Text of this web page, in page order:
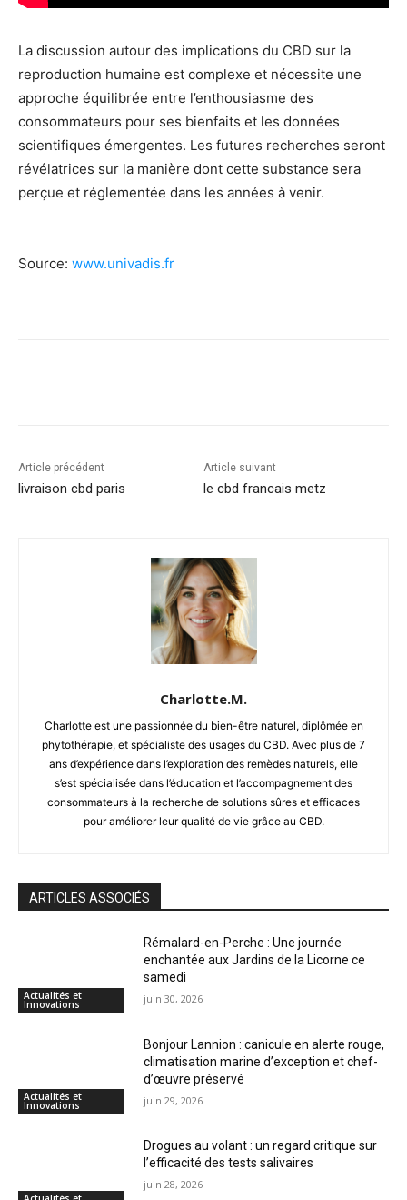
La discussion autour des implications du CBD sur la
reproduction humaine est complexe et nécessite une
approche équilibrée entre l’enthousiasme des
consommateurs pour ses bienfaits et les données
scientifiques émergentes. Les futures recherches seront
révélatrices sur la manière dont cette substance sera
perçue et réglementée dans les années à venir.
Source: www.univadis.fr
Article précédent
livraison cbd paris
Article suivant
le cbd francais metz
Charlotte.M.
Charlotte est une passionnée du bien-être naturel, diplômée en
phytothérapie, et spécialiste des usages du CBD. Avec plus de 7
ans d’expérience dans l’exploration des remèdes naturels, elle
s’est spécialisée dans l’éducation et l’accompagnement des
consommateurs à la recherche de solutions sûres et efficaces
pour améliorer leur qualité de vie grâce au CBD.
ARTICLES ASSOCIÉS
Actualités et
Innovations
Rémalard-en-Perche : Une journée
enchantée aux Jardins de la Licorne ce
samedi
juin 30, 2026
Actualités et
Innovations
Bonjour Lannion : canicule en alerte rouge,
climatisation marine d’exception et chef-
d’œuvre préservé
juin 29, 2026
Drogues au volant : un regard critique sur
l’efficacité des tests salivaires
juin 28, 2026